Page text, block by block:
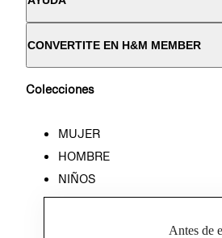
CONVERTITE EN H&M MEMBER
Colecciones
MUJER
HOMBRE
NIÑOS
HOME
Antes de